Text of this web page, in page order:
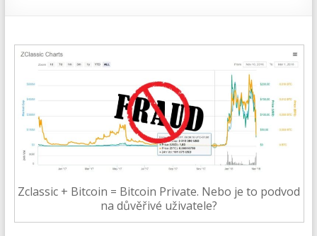
Zclassic + Bitcoin = Bitcoin Private. Nebo je to podvod
na důvěřivé uživatele?